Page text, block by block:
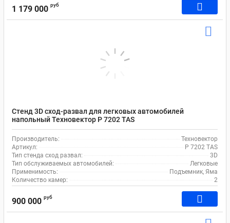
1 179 000 руб
Стенд 3D сход-развал для легковых автомобилей
напольный Техновектор P 7202 TAS
Производитель:
Техновектор
Артикул:
P 7202 TAS
Тип стенда сход развал:
3D
Тип обслуживаемых автомобилей:
Легковые
Применимость:
Подъемник, Яма
Количество камер:
2
900 000 руб